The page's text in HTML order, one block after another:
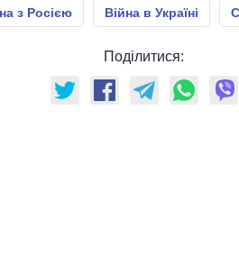
з Росією Війна в Україні
Поділитися: